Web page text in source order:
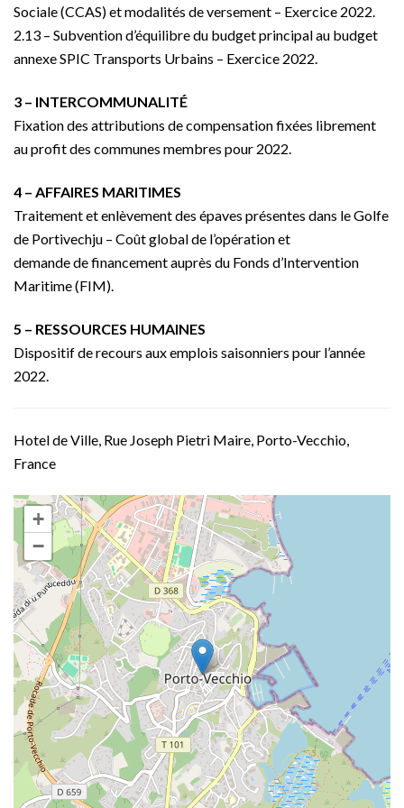
Sociale (CCAS) et modalités de versement – Exercice 2022.
2.13 – Subvention d’équilibre du budget principal au budget
annexe SPIC Transports Urbains – Exercice 2022.
3 – INTERCOMMUNALITÉ
Fixation des attributions de compensation fixées librement
au profit des communes membres pour 2022.
4 – AFFAIRES MARITIMES
Traitement et enlèvement des épaves présentes dans le Golfe
de Portivechju – Coût global de l’opération et
demande de financement auprès du Fonds d’Intervention
Maritime (FIM).
5 – RESSOURCES HUMAINES
Dispositif de recours aux emplois saisonniers pour l’année
2022.
Hotel de Ville, Rue Joseph Pietri Maire, Porto-Vecchio,
France
+
−